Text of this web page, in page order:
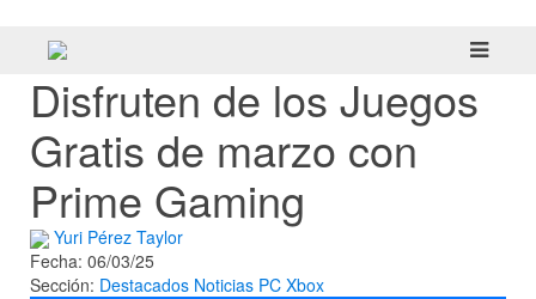
Disfruten de los Juegos
Gratis de marzo con
Prime Gaming
Yuri Pérez Taylor
Fecha: 06/03/25
Sección: Destacados Noticias PC Xbox